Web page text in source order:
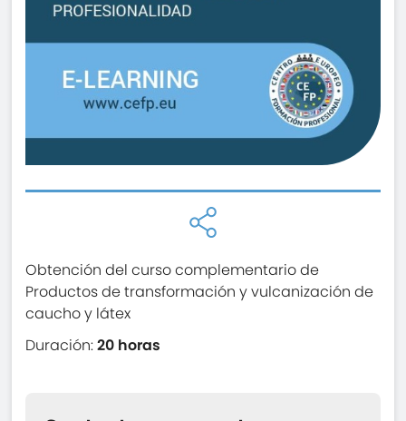
Obtención del curso complementario de
Productos de transformación y vulcanización de
caucho y látex
Duración:20 horas